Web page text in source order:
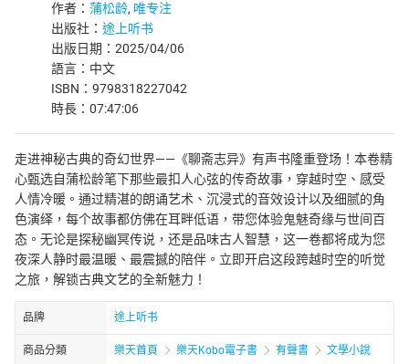
作者： 蒲松龄, 唯专注
出版社： 途上听书
出版日期：2025/04/06
語言：中文
ISBN：9798318227042
時長：07:47:06
走进神秘古典的奇幻世界——《聊斋志异》有声书隆重登场！本卷精
心甄选自蒲松龄笔下那些最扣人心弦的传奇故事，穿越时空、感受
人情冷暖。通过精湛的朗诵艺术、沉浸式的音效设计以及细腻的角
色演绎，每个故事都仿佛在耳畔低语，带您体验鬼魅奇缘与世间百
态。无论是探秘幽冥传说，还是品味古人智慧，这一卷都将成为您
夜深人静时最温暖、最震撼的陪伴。立即开启这段跨越时空的听觉
之旅，解锁古典文艺的全新魅力！
品牌 途上听书
商品分類 樂天首頁 樂天Kobo電子書 有聲書 文學小說